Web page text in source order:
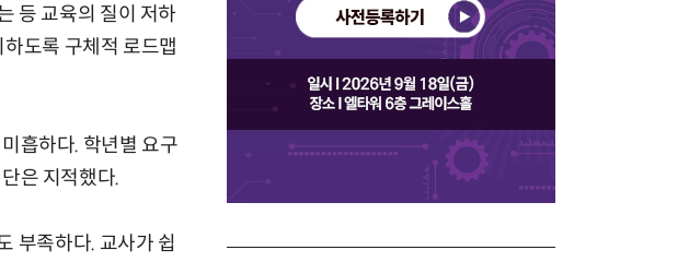
등 교육의 질이 저하
도록 구체적 로드맵
흡하다. 학년별 요구
은 지적했다.
부족하다. 교사가 쉽